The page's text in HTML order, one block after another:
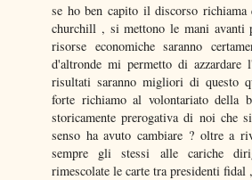
se ho ben capito il discorso
churchill , si mettono le mani avanti
risorse economiche saranno
d'altronde mi permetto di
risultati saranno migliori di questo
forte richiamo al volontariato della
storicamente prerogativa di noi che
senso ha avuto cambiare ? oltre a
sempre gli stessi alle cariche
rimescolate le carte tra presidenti